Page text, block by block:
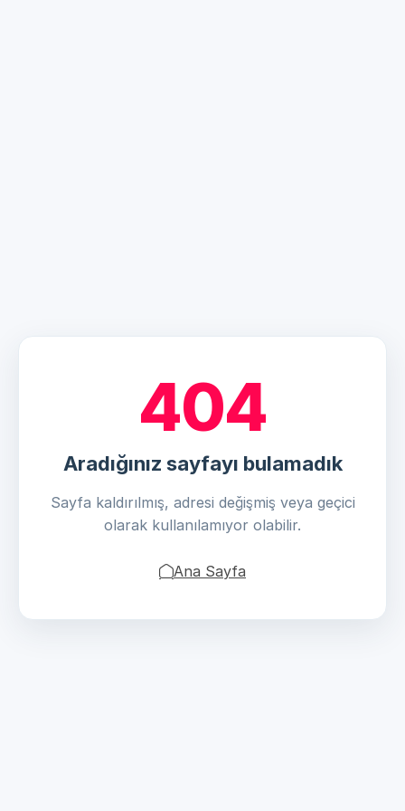
404
Aradığınız sayfayı bulamadık
Sayfa kaldırılmış, adresi değişmiş veya geçici
olarak kullanılamıyor olabilir.
Ana Sayfa